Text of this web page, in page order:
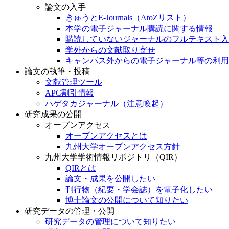
論文の入手
きゅうとE-Journals（AtoZリスト）
本学の電子ジャーナル購読に関する情報
購読していないジャーナルのフルテキスト
学外からの文献取り寄せ
キャンパス外からの電子ジャーナル等の利用
論文の執筆・投稿
文献管理ツール
APC割引情報
ハゲタカジャーナル（注意喚起）
研究成果の公開
オープンアクセス
オープンアクセスとは
九州大学オープンアクセス方針
九州大学学術情報リポジトリ（QIR）
QIRとは
論文・成果を公開したい
刊行物（紀要・学会誌）を電子化したい
博士論文の公開について知りたい
研究データの管理・公開
研究データの管理について知りたい